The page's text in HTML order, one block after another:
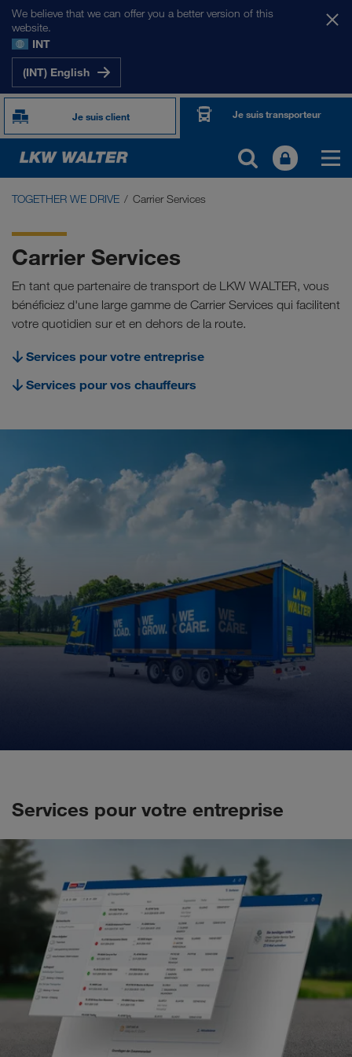
We believe that we can offer you a better version of this
website.
INT
(INT) English
Je suis client Je suis transporteur
TOGETHER WE DRIVE
WE LOAD
WE GROW
WE CARE
Carrier Services
TOGETHER WE DRIVE Carrier Services
Carrier Services
En tant que partenaire de transport de LKW WALTER, vous
bénéficiez d'une large gamme de Carrier Services qui facilitent
votre quotidien sur et en dehors de la route.
Services pour votre entreprise
Services pour vos chauffeurs
Services pour votre entreprise